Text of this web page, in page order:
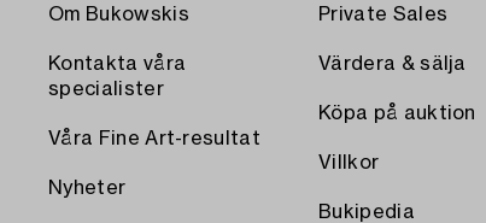
Om Bukowskis
Kontakta våra
specialister
Våra Fine Art-resultat
Nyheter
Private Sales
Värdera & sälja
Köpa på auktion
Villkor
Bukipedia